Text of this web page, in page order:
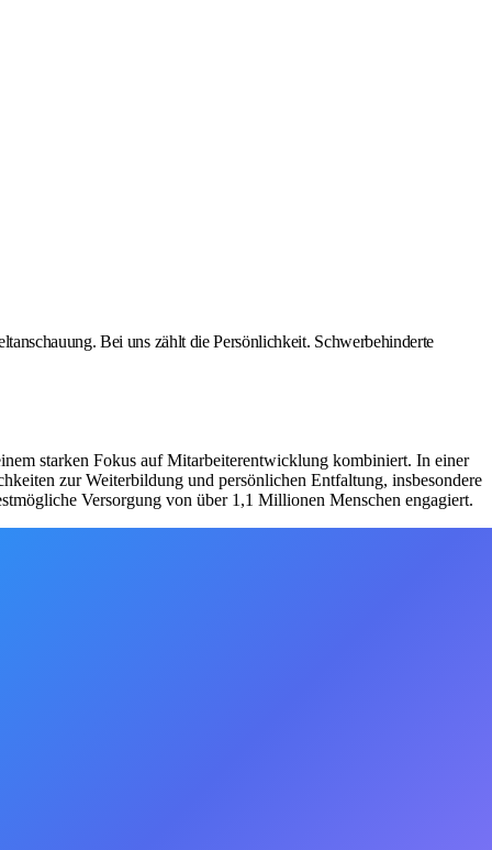
Bei uns zählt die Persönlichkeit. Schwerbehinderte
starken Fokus auf Mitarbeiterentwicklung kombiniert. In einer
zur Weiterbildung und persönlichen Entfaltung, insbesondere
Versorgung von über 1,1 Millionen Menschen engagiert.